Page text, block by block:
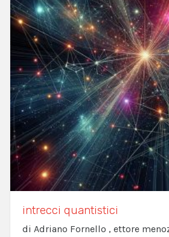
intrecci quantistici
di Adriano Fornello , ettore